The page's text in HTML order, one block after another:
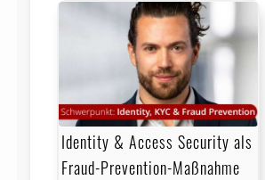
Identity & Access Security als
Fraud-Prevention-Maßnahme